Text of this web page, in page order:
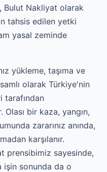
Bulut Nakliyat olarak
tahsis edilen yetki
yasal zeminde
yükleme, taşıma ve
olarak Türkiye'nin
tarafından
bir kaza, yangın,
zararınız anında,
karşılanır.
prensibimiz sayesinde,
işin sonunda da o